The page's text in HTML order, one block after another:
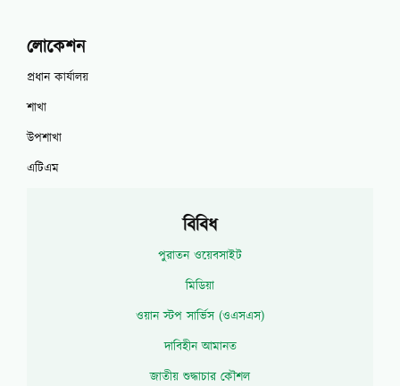
লোকেশন
প্রধান কার্যালয়
শাখা
উপশাখা
এটিএম
বিবিধ
পুরাতন ওয়েবসাইট
মিডিয়া
ওয়ান স্টপ সার্ভিস (ওএসএস)
দাবিহীন আমানত
জাতীয় শুদ্ধাচার কৌশল